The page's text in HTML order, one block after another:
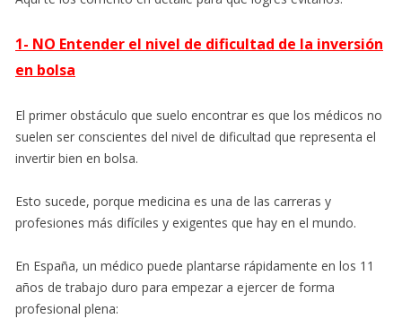
1- NO Entender el nivel de dificultad de la inversión
en bolsa
El primer obstáculo que suelo encontrar es que los médicos no
suelen ser conscientes del nivel de dificultad que representa el
invertir bien en bolsa.
Esto sucede, porque medicina es una de las carreras y
profesiones más difíciles y exigentes que hay en el mundo.
En España, un médico puede plantarse rápidamente en los 11
años de trabajo duro para empezar a ejercer de forma
profesional plena: